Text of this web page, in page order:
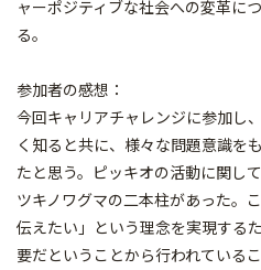
ャーポジティブな社会への変革に
る。
参加者の感想：
今回キャリアチャレンジに参加し
く知ると共に、様々な問題意識を
たと思う。ピッキオの活動に関し
ツキノワグマの二本柱があった。
伝えたい」という理念を実現する
要だということから行われている